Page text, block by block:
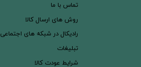
تماس با ما
روش های ارسال کالا
رادیکال در شبکه های اجتماعی
تبلیغات
شرایط عودت کالا